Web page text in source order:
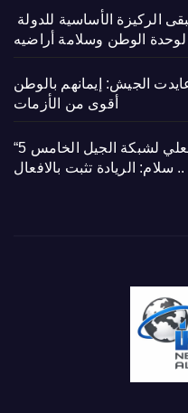
الوطن وسلامة أراضيه
عايدت الجيش: إيمانهم بالوطن
أقوى من الأزمات
“تاتش” اعلنت البدء بالتنفيذ الفعلي لشبكة الجيل الخامس 5G
سلام: الريادة تثبت بالافعال